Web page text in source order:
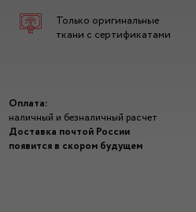
Только оригинальные
ткани с сертификатами
Оплата:
наличный и безналичный расчет
Доставка почтой России
появится в скором будущем